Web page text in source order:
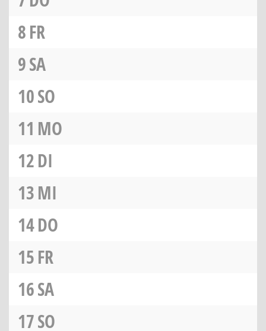
8FR
9SA
10SO
11 MO
12DI
13MI
14DO
15FR
16SA
17SO